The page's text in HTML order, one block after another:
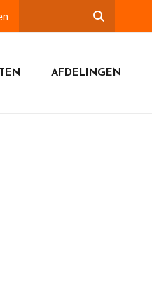
AFDELINGEN